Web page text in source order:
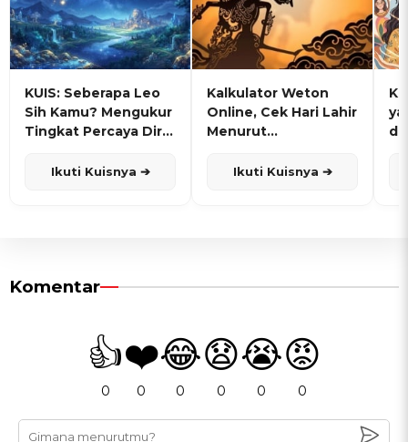
KUIS: Seberapa Leo
Sih Kamu? Mengukur
Tingkat Percaya Diri
Ikuti Kuisnya ➔
Kalkulator Weton
Online, Cek Hari Lahir
Menurut
Ikuti Kuisnya ➔
Komentar
👍
0
❤️
0
😂
0
😧
0
😭
0
😡
0